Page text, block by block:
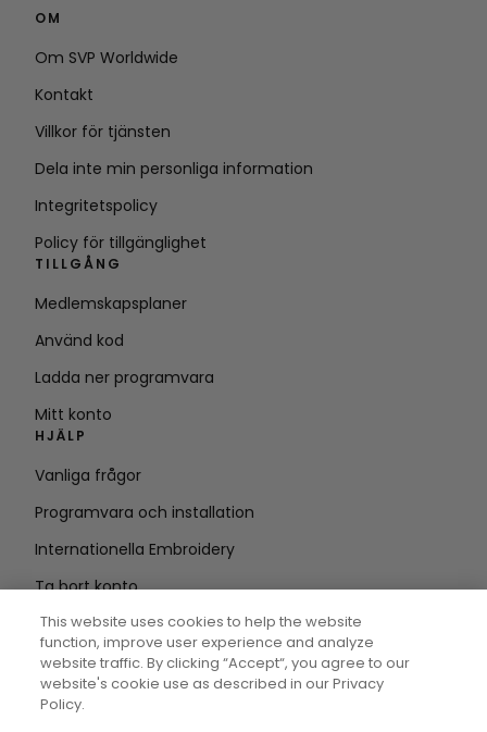
OM
Om SVP Worldwide
Kontakt
Villkor för tjänsten
Dela inte min personliga information
Integritetspolicy
Policy för tillgänglighet
TILLGÅNG
Medlemskapsplaner
Använd kod
Ladda ner programvara
Mitt konto
HJÄLP
Vanliga frågor
Programvara och installation
Internationella Embroidery
Ta bort konto
Ange e-
postadress
This website uses cookies to help the website
function, improve user experience and analyze
website traffic. By clicking “Accept“, you agree to our
website's cookie use as described in our Privacy
Policy.